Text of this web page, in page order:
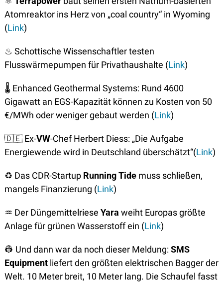
Atomreaktor ins Herz von „coal country“ in Wyoming
(Link)
♨ Schottische Wissenschaftler testen
Flusswärmepumpen für Privathaushalte (Link)
🌡 Enhanced Geothermal Systems: Rund 4600
Gigawatt an EGS-Kapazität können zu Kosten von 50
€/MWh oder weniger gebaut werden (Link)
🇩🇪 Ex-VW-Chef Herbert Diess: „Die Aufgabe
Energiewende wird in Deutschland überschätzt“(Link)
♻ Das CDR-Startup Running Tide muss schließen,
mangels Finanzierung (Link)
♒ Der Düngemittelriese Yara weiht Europas größte
Anlage für grünen Wasserstoff ein (Link)
👷 Und dann war da noch dieser Meldung: SMS
Equipment liefert den größten elektrischen Bagger der
Welt. 10 Meter breit, 10 Meter lang. Die Schaufel fasst